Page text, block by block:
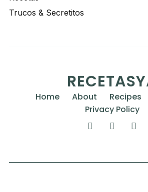
Trucos & Secretitos
Home About Recipes
Privacy Policy